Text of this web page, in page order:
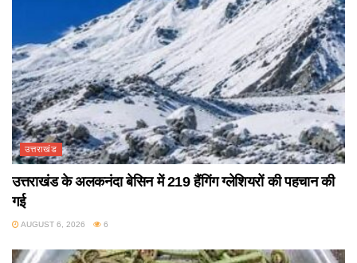
उत्तराखंड
उत्तराखंड के अलकनंदा बेसिन में 219 हैंगिंग ग्लेशियरों की पहचान की
गई
AUGUST 6, 2026 6